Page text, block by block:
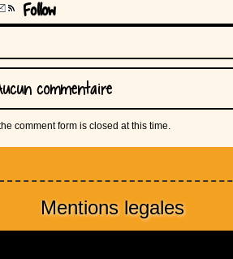
Follow
commentaire
comment form is closed at this time.
Mentions legales